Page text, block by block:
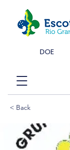
DOE
< Back